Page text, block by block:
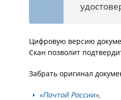
Цифровую версию
Скан позволит
Забрать оригинал
«Почтой России»,